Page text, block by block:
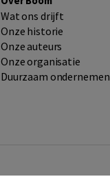
Wat ons drijft
Onze historie
Onze auteurs
Onze organisatie
Duurzaam ondernemen